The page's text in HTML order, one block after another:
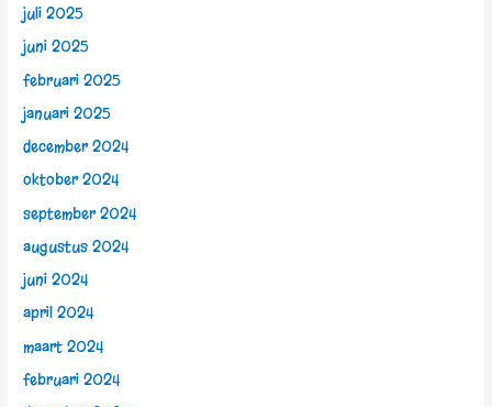
juli 2025
juni 2025
februari 2025
januari 2025
december 2024
oktober 2024
september 2024
augustus 2024
juni 2024
april 2024
maart 2024
februari 2024